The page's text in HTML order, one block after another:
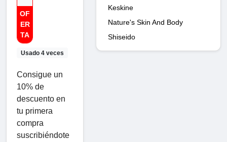
OF
ER
TA
Usado 4 veces
Consigue un
10% de
descuento en
tu primera
compra
suscribiéndote
Keskine
Nature's Skin And Body
Shiseido